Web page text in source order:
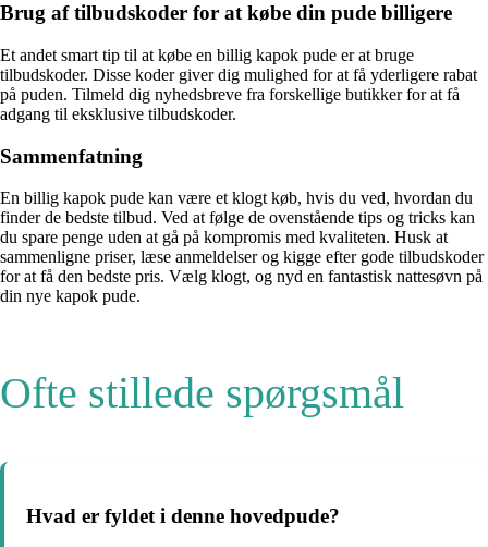
Brug af tilbudskoder for at købe din pude billigere
Et andet smart tip til at købe en billig kapok pude er at bruge
tilbudskoder. Disse koder giver dig mulighed for at få yderligere rabat
på puden. Tilmeld dig nyhedsbreve fra forskellige butikker for at få
adgang til eksklusive tilbudskoder.
Sammenfatning
En billig kapok pude kan være et klogt køb, hvis du ved, hvordan du
finder de bedste tilbud. Ved at følge de ovenstående tips og tricks kan
du spare penge uden at gå på kompromis med kvaliteten. Husk at
sammenligne priser, læse anmeldelser og kigge efter gode tilbudskoder
for at få den bedste pris. Vælg klogt, og nyd en fantastisk nattesøvn på
din nye kapok pude.
Ofte stillede spørgsmål
Hvad er fyldet i denne hovedpude?